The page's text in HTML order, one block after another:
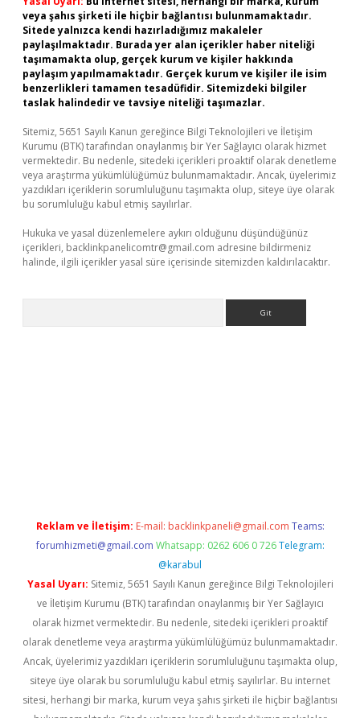
veya şahıs şirketi ile hiçbir bağlantısı bulunmamaktadır.
Sitede yalnızca kendi hazırladığımız makaleler
paylaşılmaktadır. Burada yer alan içerikler haber niteliği
taşımamakta olup, gerçek kurum ve kişiler hakkında
paylaşım yapılmamaktadır. Gerçek kurum ve kişiler ile isim
benzerlikleri tamamen tesadüfidir. Sitemizdeki bilgiler
taslak halindedir ve tavsiye niteliği taşımazlar.
Sitemiz, 5651 Sayılı Kanun gereğince Bilgi Teknolojileri ve İletişim
Kurumu (BTK) tarafından onaylanmış bir Yer Sağlayıcı olarak hizmet
vermektedir. Bu nedenle, sitedeki içerikleri proaktif olarak denetleme
veya araştırma yükümlülüğümüz bulunmamaktadır. Ancak, üyelerimiz
yazdıkları içeriklerin sorumluluğunu taşımakta olup, siteye üye olarak
bu sorumluluğu kabul etmiş sayılırlar.
Hukuka ve yasal düzenlemelere aykırı olduğunu düşündüğünüz
içerikleri, backlinkpanelicomtr@gmail.com adresine bildirmeniz
halinde, ilgili içerikler yasal süre içerisinde sitemizden kaldırılacaktır.
Reklam ve İletişim: E-mail: backlinkpaneli@gmail.com Teams:
forumhizmeti@gmail.com Whatsapp: 0262 606 0 726 Telegram:
@karabul
Yasal Uyarı: Sitemiz, 5651 Sayılı Kanun gereğince Bilgi Teknolojileri
ve İletişim Kurumu (BTK) tarafından onaylanmış bir Yer Sağlayıcı
olarak hizmet vermektedir. Bu nedenle, sitedeki içerikleri proaktif
olarak denetleme veya araştırma yükümlülüğümüz bulunmamaktadır.
Ancak, üyelerimiz yazdıkları içeriklerin sorumluluğunu taşımakta olup,
siteye üye olarak bu sorumluluğu kabul etmiş sayılırlar. Bu internet
sitesi, herhangi bir marka, kurum veya şahıs şirketi ile hiçbir bağlantısı